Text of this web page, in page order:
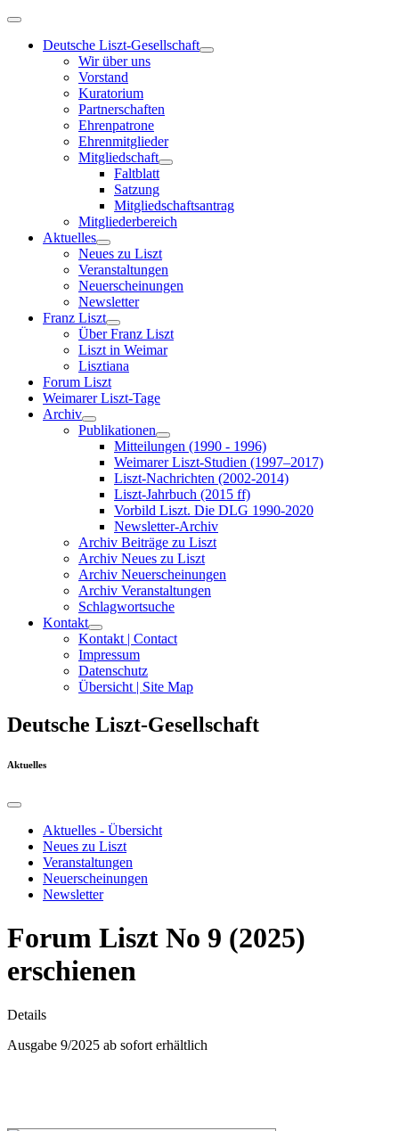
Deutsche Liszt-Gesellschaft
Wir über uns
Vorstand
Kuratorium
Partnerschaften
Ehrenpatrone
Ehrenmitglieder
Mitgliedschaft
Faltblatt
Satzung
Mitgliedschaftsantrag
Mitgliederbereich
Aktuelles
Neues zu Liszt
Veranstaltungen
Neuerscheinungen
Newsletter
Franz Liszt
Über Franz Liszt
Liszt in Weimar
Lisztiana
Forum Liszt
Weimarer Liszt-Tage
Archiv
Publikationen
Mitteilungen (1990 - 1996)
Weimarer Liszt-Studien (1997–2017)
Liszt-Nachrichten (2002-2014)
Liszt-Jahrbuch (2015 ff)
Vorbild Liszt. Die DLG 1990-2020
Newsletter-Archiv
Archiv Beiträge zu Liszt
Archiv Neues zu Liszt
Archiv Neuerscheinungen
Archiv Veranstaltungen
Schlagwortsuche
Kontakt
Kontakt | Contact
Impressum
Datenschutz
Übersicht | Site Map
Deutsche Liszt-Gesellschaft
Aktuelles
Aktuelles - Übersicht
Neues zu Liszt
Veranstaltungen
Neuerscheinungen
Newsletter
Forum Liszt No 9 (2025)
erschienen
Details
Ausgabe 9/2025 ab sofort erhältlich